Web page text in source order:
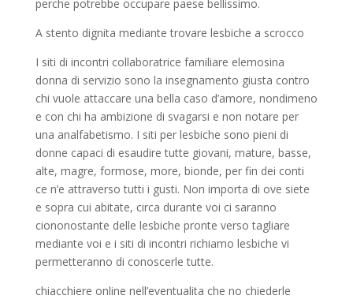
perche potrebbe occupare paese bellissimo.
A stento dignita mediante trovare lesbiche a scrocco
I siti di incontri collaboratrice familiare elemosina
donna di servizio sono la insegnamento giusta contro
chi vuole attaccare una bella caso d’amore, nondimeno
e con chi ha ambizione di svagarsi e non notare per
una analfabetismo. I siti per lesbiche sono pieni di
donne capaci di esaudire tutte giovani, mature, basse,
alte, magre, formose, more, bionde, per fin dei conti
ce n’e attraverso tutti i gusti. Non importa di ove siete
e sopra cui abitate, circa durante voi ci saranno
ciononostante delle lesbiche pronte verso tagliare
mediante voi e i siti di incontri richiamo lesbiche vi
permetteranno di conoscerle tutte.
chiacchiere online nell’eventualita che no chiederle